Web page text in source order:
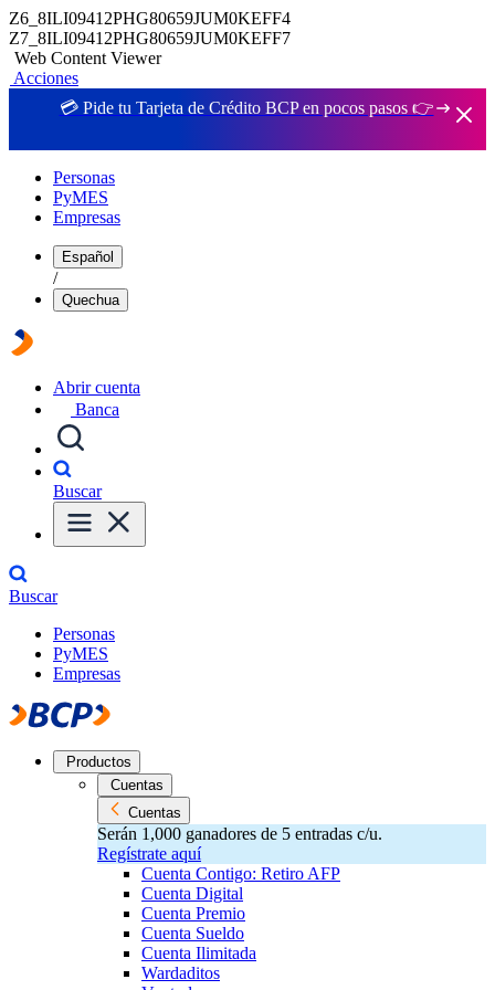
Z6_8ILI09412PHG80659JUM0KEFF4
Z7_8ILI09412PHG80659JUM0KEFF7
Web Content Viewer
Acciones
💳 Pide tu Tarjeta de Crédito BCP en pocos pasos 👉
Personas
PyMES
Empresas
Español
/
Quechua
Abrir cuenta
Banca
Buscar
Buscar
Personas
PyMES
Empresas
Productos
Cuentas
Cuentas
Serán 1,000 ganadores de 5 entradas c/u.
Regístrate aquí
Cuenta Contigo: Retiro AFP
Cuenta Digital
Cuenta Premio
Cuenta Sueldo
Cuenta Ilimitada
Wardaditos